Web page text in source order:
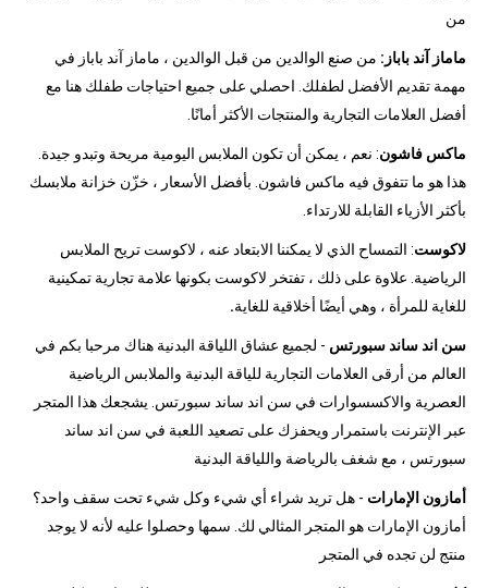
من
ماماز آند باباز: من صنع الوالدين من قبل الوالدين ، ماماز آند باباز في
مهمة تقديم الأفضل لطفلك. احصلي على جميع احتياجات طفلك هنا مع
أفضل العلامات التجارية والمنتجات الأكثر أمانًا.
ماكس فاشون: نعم ، يمكن أن تكون الملابس اليومية مريحة وتبدو جيدة.
هذا هو ما تتفوق فيه ماكس فاشون. بأفضل الأسعار ، خزّن خزانة ملابسك
بأكثر الأزياء القابلة للارتداء.
لاكوست: التمساح الذي لا يمكننا الابتعاد عنه ، لاكوست تريح الملابس
الرياضية. علاوة على ذلك ، تفتخر لاكوست بكونها علامة تجارية تمكينية
للغاية للمرأة ، وهي أيضًا أخلاقية للغاية.
سن اند ساند سبورتس - لجميع عشاق اللياقة البدنية هناك مرحبا بكم في
العالم من أرقى العلامات التجارية للياقة البدنية والملابس الرياضية
العصرية والاكسسوارات في سن اند ساند سبورتس. يشجعك هذا المتجر
عبر الإنترنت باستمرار ويحفزك على تصعيد اللعبة في سن اند ساند
سبورتس ، مع شغف بالرياضة واللياقة البدنية
أمازون الإمارات - هل تريد شراء أي شيء وكل شيء تحت سقف واحد؟
أمازون الإمارات هو المتجر المثالي لك. سمها وحصلوا عليه لأنه لا يوجد
منتج لن تجده في المتجر